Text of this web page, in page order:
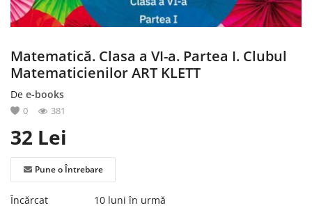
Matematică. Clasa a VI-a. Partea I. Clubul
Matematicienilor ART KLETT
De e-books
0 381
32 Lei
Pune o Întrebare
Încărcat 10 luni în urmă